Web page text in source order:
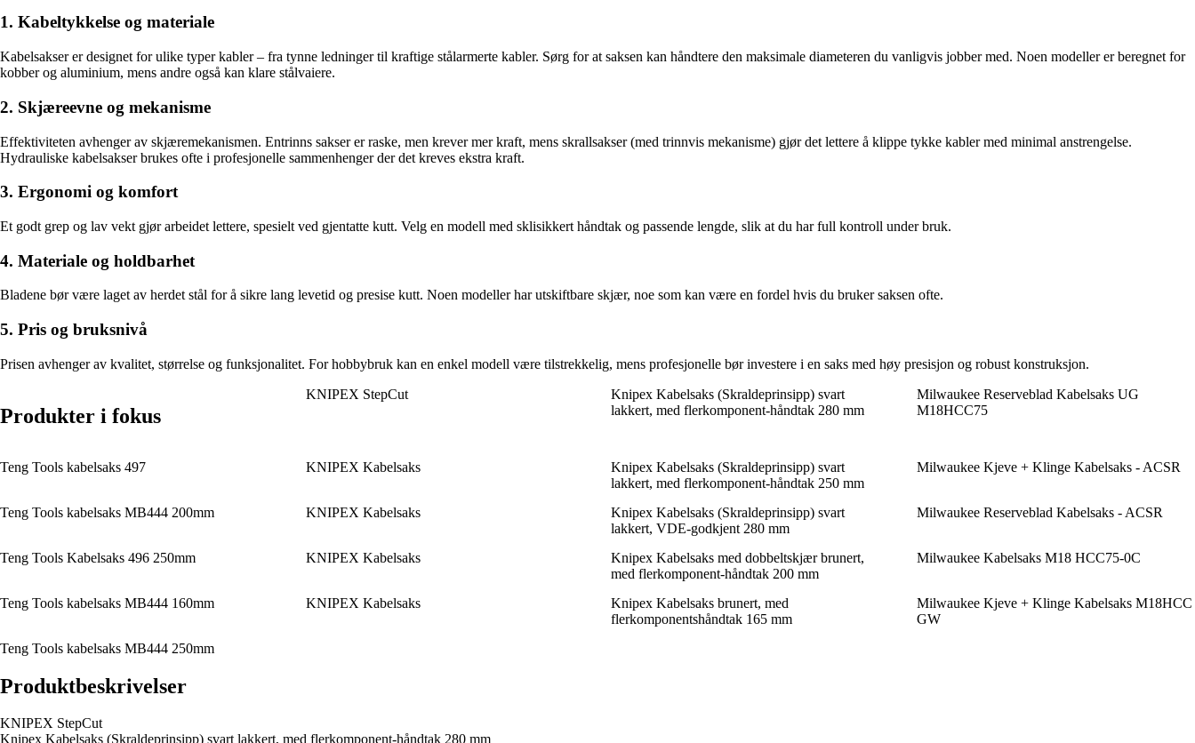
1. Kabeltykkelse og materiale
Kabelsakser er designet for ulike typer kabler – fra tynne ledninger til kraftige stålarmerte kabler. Sørg for at saksen kan håndtere den maksimale diameteren du vanligvis jobber med. Noen modeller er beregnet for
kobber og aluminium, mens andre også kan klare stålvaiere.
2. Skjæreevne og mekanisme
Effektiviteten avhenger av skjæremekanismen. Entrinns sakser er raske, men krever mer kraft, mens skrallsakser (med trinnvis mekanisme) gjør det lettere å klippe tykke kabler med minimal anstrengelse.
Hydrauliske kabelsakser brukes ofte i profesjonelle sammenhenger der det kreves ekstra kraft.
3. Ergonomi og komfort
Et godt grep og lav vekt gjør arbeidet lettere, spesielt ved gjentatte kutt. Velg en modell med sklisikkert håndtak og passende lengde, slik at du har full kontroll under bruk.
4. Materiale og holdbarhet
Bladene bør være laget av herdet stål for å sikre lang levetid og presise kutt. Noen modeller har utskiftbare skjær, noe som kan være en fordel hvis du bruker saksen ofte.
5. Pris og bruksnivå
Prisen avhenger av kvalitet, størrelse og funksjonalitet. For hobbybruk kan en enkel modell være tilstrekkelig, mens profesjonelle bør investere i en saks med høy presisjon og robust konstruksjon.
Produkter i fokus
KNIPEX StepCut
Knipex Kabelsaks (Skraldeprinsipp) svart
lakkert, med flerkomponent-håndtak 280 mm
Milwaukee Reserveblad Kabelsaks UG
M18HCC75
Teng Tools kabelsaks 497 KNIPEX Kabelsaks
Knipex Kabelsaks (Skraldeprinsipp) svart
lakkert, med flerkomponent-håndtak 250 mm
Milwaukee Kjeve + Klinge Kabelsaks - ACSR
Teng Tools kabelsaks MB444 200mm KNIPEX Kabelsaks
Knipex Kabelsaks (Skraldeprinsipp) svart
lakkert, VDE-godkjent 280 mm
Milwaukee Reserveblad Kabelsaks - ACSR
Teng Tools Kabelsaks 496 250mm KNIPEX Kabelsaks
Knipex Kabelsaks med dobbeltskjær brunert,
med flerkomponent-håndtak 200 mm
Milwaukee Kabelsaks M18 HCC75-0C
Teng Tools kabelsaks MB444 160mm KNIPEX Kabelsaks
Knipex Kabelsaks brunert, med
flerkomponentshåndtak 165 mm
Milwaukee Kjeve + Klinge Kabelsaks M18HCC
GW
Teng Tools kabelsaks MB444 250mm
Produktbeskrivelser
KNIPEX StepCut
Knipex Kabelsaks (Skraldeprinsipp) svart lakkert, med flerkomponent-håndtak 280 mm